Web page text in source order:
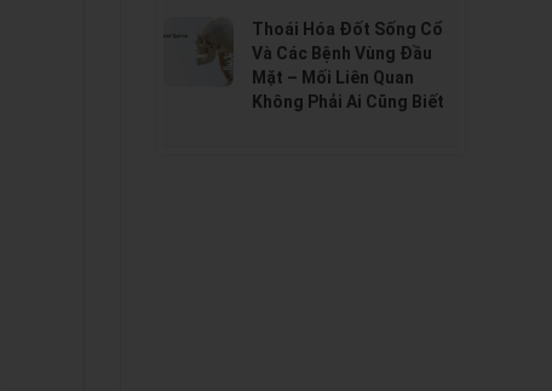
Thoái Hóa Đốt Sống Cổ
Và Các Bệnh Vùng Đầu
Mặt – Mối Liên Quan
Không Phải Ai Cũng Biết